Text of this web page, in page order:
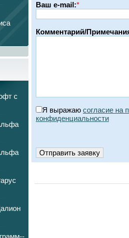
с
Ваш e-mail:*
Комментарий/
Я выражаю согласие на
конфиденциальности